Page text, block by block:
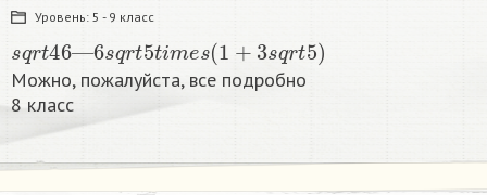
Уровень: 5 - 9 класс
t 46 6 t5ti (1 sq 5)
Можно, пожалуйста, все подробно
8 класс​